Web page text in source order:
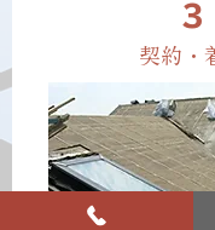
3
契約・